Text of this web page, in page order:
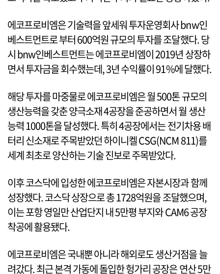
에코프로비엠은 기술력을 앞세워 투자운영회사 bnw인
베스트먼트로 부터 600억원 규모의 투자를 조달했다. 당
시 bnw인베스트먼트는 에코프로비엠이 2019년 상장하
면서 투자금을 회수했는데, 3년 수익률이 91%에 달했다.
해당 투자를 마중물로 에코프로비엠은 월 500톤 규모의
생산능력을 갖춘 양극소재 4공장을 준공하면서 월 생산
능력 1000톤을 달성했다. 특히 4공장에서는 전기차용 배
터리 신소재로 주목받았던 하이니켈 CSG(NCM 811)를
세계 최초로 양산하는 기술 진보로 주목받았다.
이후 코스닥에 입성한 에코프로비엠은 자본시장과 함께
성장했다. 코스닥 상장으로 총 1728억원을 조달했으며,
이는 포항 영일만 산업단지 내 5만평 부지와 CAM6 공장
착공에 활용됐다.
에코프로비엠은 국내뿐 아니라 해외로도 생산거점을 늘
려갔다. 최근 본격 가동에 돌입한 헝가리 공장은 연산 5만